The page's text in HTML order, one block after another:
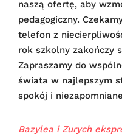
naszą ofertę, aby
pedagogiczny.
telefon z
rok szkolny zakończy
Zapraszamy do
świata w najlepszym
spokój i
Bazylea i Zurych